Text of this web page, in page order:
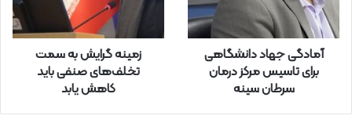
ر
آمادگی جهاد دانشگاهی
برای تاسیس مرکز درمان
سرطان سینه
زمینه گرایش به سمت
تخلف‌های صنفی باید
کاهش یابد